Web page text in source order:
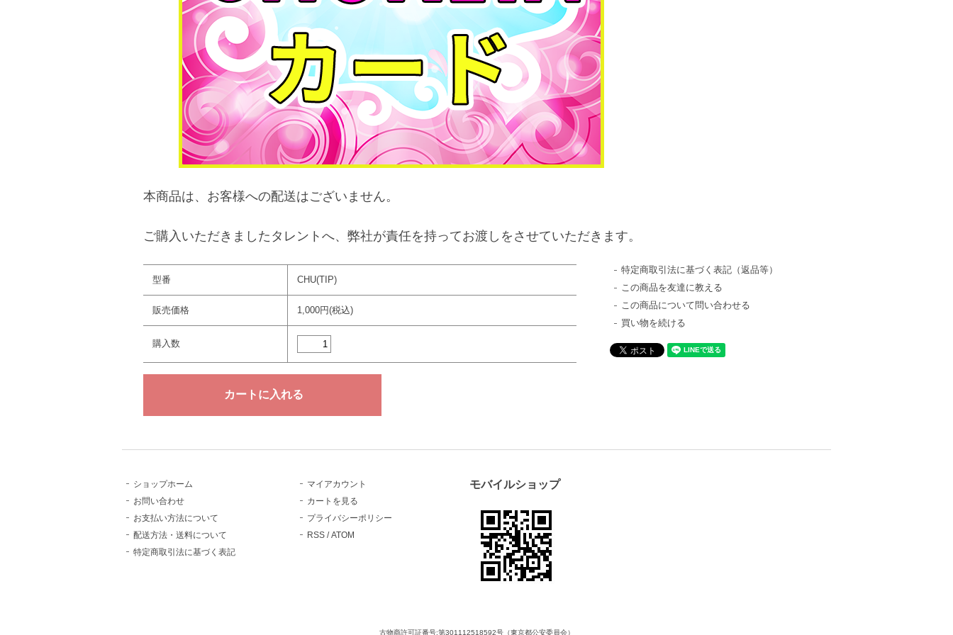
本商品は、お客様への配送はございません。
ご購入いただきましたタレントへ、弊社が責任を持ってお渡しをさせていただきます。
型番 CHU(TIP)
販売価格 1,000円(税込)
購入数
特定商取引法に基づく表記（返品等）
この商品を友達に教える
この商品について問い合わせる
買い物を続ける
ショップホーム
お問い合わせ
お支払い方法について
配送方法・送料について
特定商取引法に基づく表記
マイアカウント
カートを見る
プライバシーポリシー
RSS /ATOM
モバイルショップ
古物商許可証番号:第301112518592号（東京都公安委員会）